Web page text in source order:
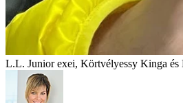
L.L. Junior exei, Körtvélyessy Kinga és